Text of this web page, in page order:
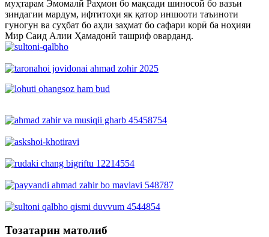
муҳтарам Эмомалӣ Раҳмон бо мақсади шиносоӣ бо вазъи
зиндагии мардум, ифтитоҳи як қатор иншооти таъиноти
гуногун ва суҳбат бо аҳли заҳмат бо сафари корӣ ба ноҳияи
Мир Саид Алии Ҳамадонӣ ташриф оварданд.
Тозатарин матолиб